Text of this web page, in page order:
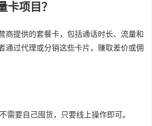
卡项目？
商提供的套餐卡，包括通话时长、流量和
通过代理或分销这些卡片，赚取差价或佣
需要自己囤货，只要线上操作即可。